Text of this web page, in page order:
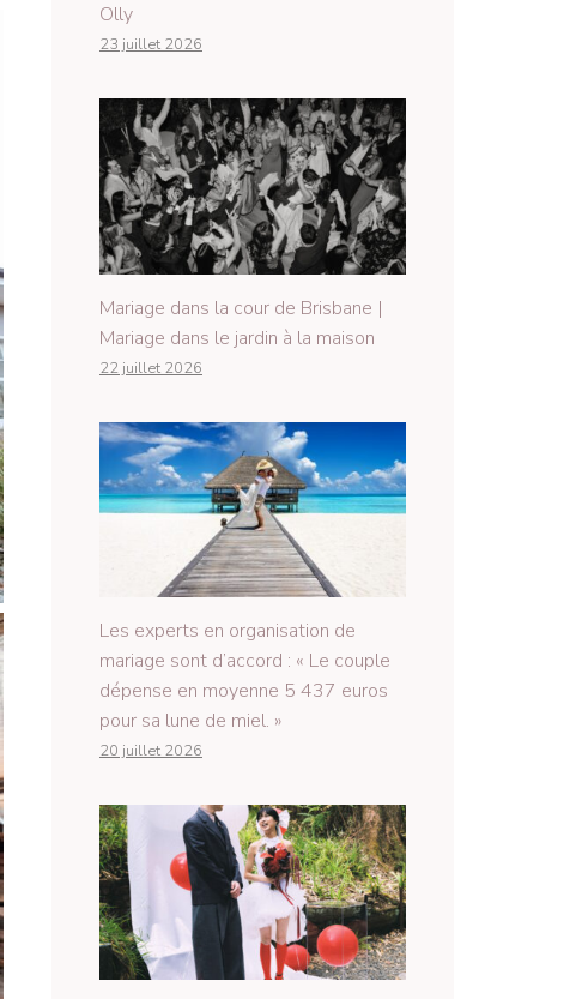
Olly
23 juillet 2026
Mariage dans la cour de Brisbane |
Mariage dans le jardin à la maison
22 juillet 2026
Les experts en organisation de
mariage sont d’accord : « Le couple
dépense en moyenne 5 437 euros
pour sa lune de miel. »
20 juillet 2026